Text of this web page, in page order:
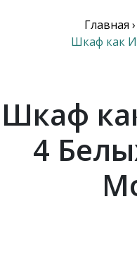
Главная ›
Шкаф как
Шкаф
4